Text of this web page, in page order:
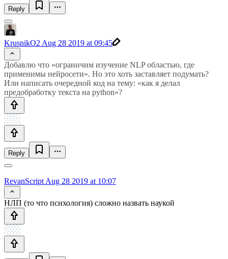
Reply
KrusnikO2 Aug 28 2019 at 09:45
Добавлю что «ограничим изучение NLP областью, где
применимы нейросети». Но это хоть заставляет подумать?
Или написать очередной код на тему: «как я делал
предобработку текста на python»?
Reply
RevanScript Aug 28 2019 at 10:07
НЛП (то что психология) сложно назвать наукой